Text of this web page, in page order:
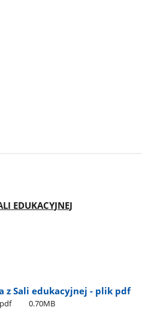
EDUKACYJNEJ
z Sali edukacyjnej - plik pdf
0.70MB